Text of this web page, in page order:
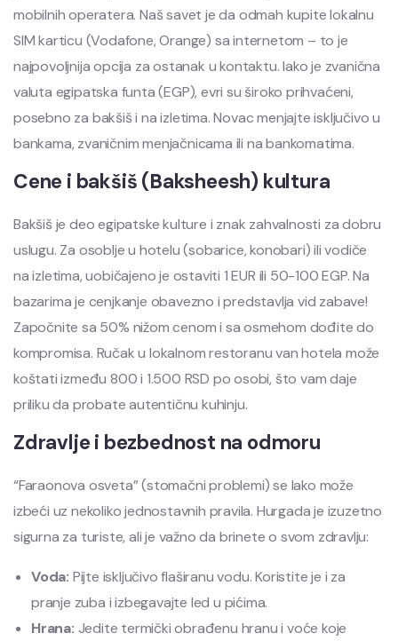
mobilnih operatera. Naš savet je da odmah kupite lokalnu
SIM karticu (Vodafone, Orange) sa internetom – to je
najpovoljnija opcija za ostanak u kontaktu. Iako je zvanična
valuta egipatska funta (EGP), evri su široko prihvaćeni,
posebno za bakšiš i na izletima. Novac menjajte isključivo u
bankama, zvaničnim menjačnicama ili na bankomatima.
Cene i bakšiš (Baksheesh) kultura
Bakšiš je deo egipatske kulture i znak zahvalnosti za dobru
uslugu. Za osoblje u hotelu (sobarice, konobari) ili vodiče
na izletima, uobičajeno je ostaviti 1 EUR ili 50-100 EGP. Na
bazarima je cenjkanje obavezno i predstavlja vid zabave!
Započnite sa 50% nižom cenom i sa osmehom dođite do
kompromisa. Ručak u lokalnom restoranu van hotela može
koštati između 800 i 1.500 RSD po osobi, što vam daje
priliku da probate autentičnu kuhinju.
Zdravlje i bezbednost na odmoru
“Faraonova osveta” (stomačni problemi) se lako može
izbeći uz nekoliko jednostavnih pravila. Hurgada je izuzetno
sigurna za turiste, ali je važno da brinete o svom zdravlju:
Voda: Pijte isključivo flaširanu vodu. Koristite je i za
pranje zuba i izbegavajte led u pićima.
Hrana: Jedite termički obrađenu hranu i voće koje